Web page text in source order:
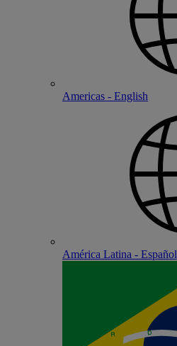
Americas - English
América Latina - Español